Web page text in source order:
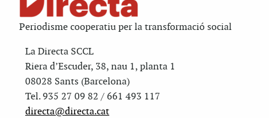
Periodisme cooperatiu per la transformació social
La Directa SCCL
Riera d’Escuder, 38, nau 1, planta 1
08028 Sants (Barcelona)
Tel. 935 27 09 82 / 661 493 117
directa@directa.cat